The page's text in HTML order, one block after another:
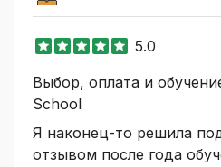
5.0
Выбор, оплата и
School
Я наконец-то решила
отзывом после года